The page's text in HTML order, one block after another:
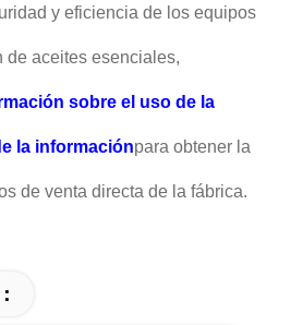
y eficiencia de los equipos
de aceites esenciales,
sobre el uso de la
la informaciónpara obtener la
de venta directa de la fábrica.